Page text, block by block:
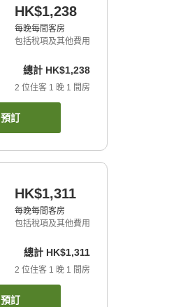
HK$1,238
每晚每間客房
包括稅項及其他費用
總計 HK$1,238
2 位住客 1 晚 1 間房
預訂
HK$1,311
每晚每間客房
包括稅項及其他費用
總計 HK$1,311
2 位住客 1 晚 1 間房
預訂